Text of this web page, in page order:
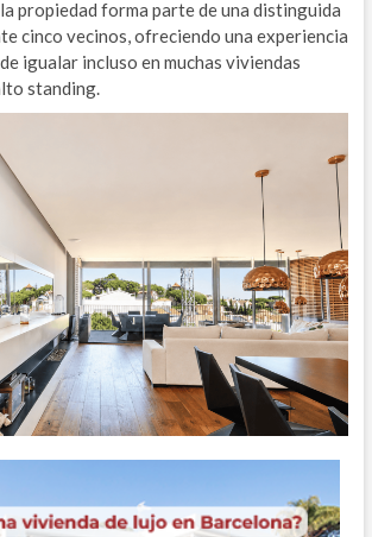
propiedad forma parte de una distinguida
cinco vecinos, ofreciendo una experiencia
igualar incluso en muchas viviendas
standing.